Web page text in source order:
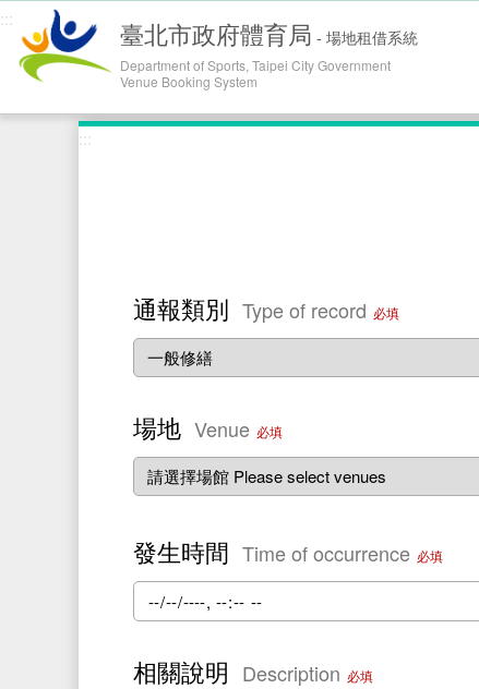
::: 臺北市政府體育局 - 場地租借系統
Department of Sports, Taipei City Government
Venue Booking System
:::
通報類別 Type of record 必填
場地 Venue 必填
發生時間 Time of occurrence 必填
相關說明 Description 必填